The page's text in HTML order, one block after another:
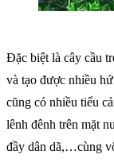
Đặc biệt là cây cầu
và tạo được nhiều
cũng có nhiều tiểu
lênh đênh trên mặt
đầy dân dã,…cùng